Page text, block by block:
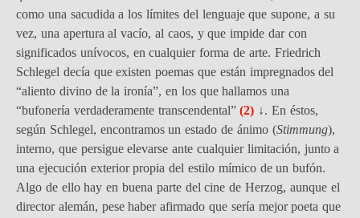
como una sacudida a los límites del lenguaje que supone, a su
vez, una apertura al vacío, al caos, y que impide dar con
significados unívocos, en cualquier forma de arte. Friedrich
Schlegel decía que existen poemas que están impregnados del
“aliento divino de la ironía”, en los que hallamos una
“bufonería verdaderamente transcendental”(2) ↓. En éstos,
según Schlegel, encontramos un estado de ánimo (Stimmung),
interno, que persigue elevarse ante cualquier limitación, junto a
una ejecución exterior propia del estilo mímico de un bufón.
Algo de ello hay en buena parte del cine de Herzog, aunque el
director alemán, pese haber afirmado que sería mejor poeta que